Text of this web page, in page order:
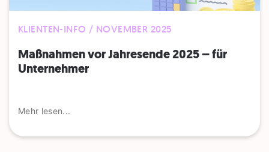
KLIENTEN-INFO / NOVEMBER 2025
Maßnahmen vor Jahresende 2025 – für
Unternehmer
Mehr lesen...